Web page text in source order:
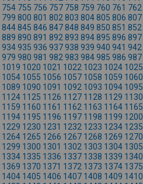
754 755 756 757 758 759 760 761 762
799 800 801 802 803 804805 806 807
844845 846 847848 849 850 851 852
889 890 891 892 893 894895 896 897
934935 936 937938 939 940 941 942
979 980 981 982 983 984985 986 987
1019 1020 1021 1022 1023 1024 1025
1054 1055 1056 1057 1058 1059 1060
1089 1090 1091 1092 1093 1094 1095
1124 1125 1126 1127 1128 1129 1130
1159 1160 1161 1162 1163 1164 1165
1194 1195 1196 1197 1198 1199 1200
1229 1230 1231 1232 1233 1234 1235
1264 1265 1266 1267 1268 1269 1270
1299 1300 1301 1302 1303 1304 1305
1334 1335 1336 1337 1338 1339 1340
1369 1370 1371 1372 1373 1374 1375
1404 1405 1406 1407 1408 1409 1410